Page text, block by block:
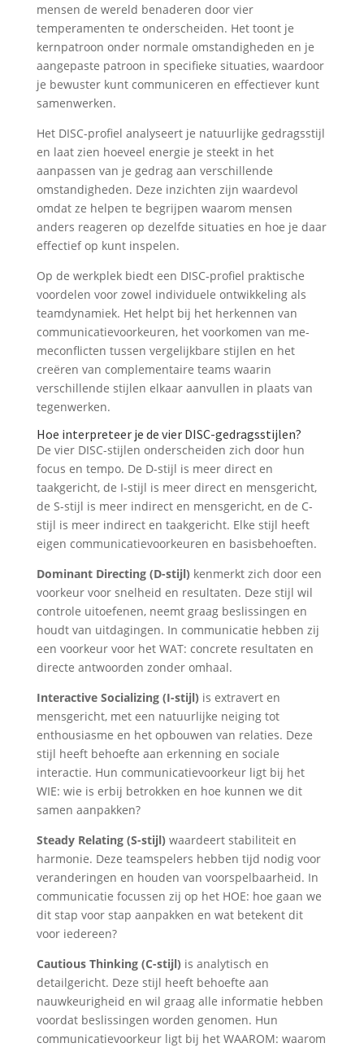
mensen de wereld benaderen door vier
temperamenten te onderscheiden. Het toont je
kernpatroon onder normale omstandigheden en je
aangepaste patroon in specifieke situaties, waardoor
je bewuster kunt communiceren en effectiever kunt
samenwerken.
Het DISC-profiel analyseert je natuurlijke gedragsstijl
en laat zien hoeveel energie je steekt in het
aanpassen van je gedrag aan verschillende
omstandigheden. Deze inzichten zijn waardevol
omdat ze helpen te begrijpen waarom mensen
anders reageren op dezelfde situaties en hoe je daar
effectief op kunt inspelen.
Op de werkplek biedt een DISC-profiel praktische
voordelen voor zowel individuele ontwikkeling als
teamdynamiek. Het helpt bij het herkennen van
communicatievoorkeuren, het voorkomen van me-
meconflicten tussen vergelijkbare stijlen en het
creëren van complementaire teams waarin
verschillende stijlen elkaar aanvullen in plaats van
tegenwerken.
Hoe interpreteer je de vier DISC-gedragsstijlen?
De vier DISC-stijlen onderscheiden zich door hun
focus en tempo. De D-stijl is meer direct en
taakgericht, de I-stijl is meer direct en mensgericht,
de S-stijl is meer indirect en mensgericht, en de C-
stijl is meer indirect en taakgericht. Elke stijl heeft
eigen communicatievoorkeuren en basisbehoeften.
Dominant Directing (D-stijl) kenmerkt zich door een
voorkeur voor snelheid en resultaten. Deze stijl wil
controle uitoefenen, neemt graag beslissingen en
houdt van uitdagingen. In communicatie hebben zij
een voorkeur voor het WAT: concrete resultaten en
directe antwoorden zonder omhaal.
Interactive Socializing (I-stijl) is extravert en
mensgericht, met een natuurlijke neiging tot
enthousiasme en het opbouwen van relaties. Deze
stijl heeft behoefte aan erkenning en sociale
interactie. Hun communicatievoorkeur ligt bij het
WIE: wie is erbij betrokken en hoe kunnen we dit
samen aanpakken?
Steady Relating (S-stijl) waardeert stabiliteit en
harmonie. Deze teamspelers hebben tijd nodig voor
veranderingen en houden van voorspelbaarheid. In
communicatie focussen zij op het HOE: hoe gaan we
dit stap voor stap aanpakken en wat betekent dit
voor iedereen?
Cautious Thinking (C-stijl) is analytisch en
detailgericht. Deze stijl heeft behoefte aan
nauwkeurigheid en wil graag alle informatie hebben
voordat beslissingen worden genomen. Hun
communicatievoorkeur ligt bij het WAAROM: waarom